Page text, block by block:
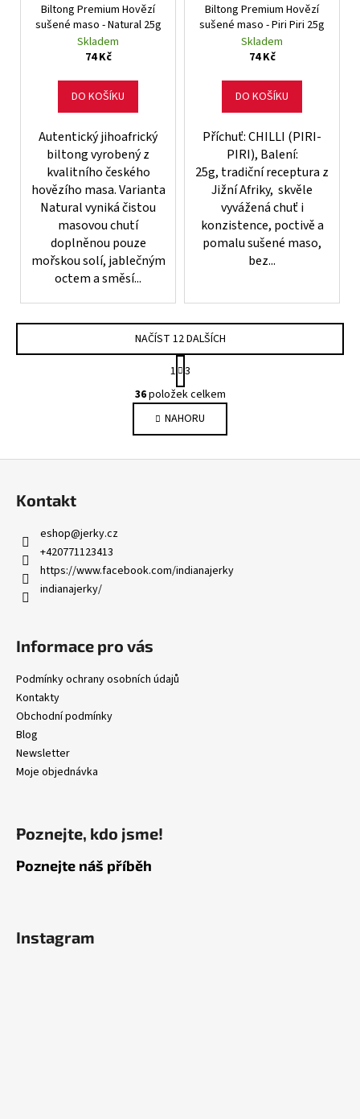
Biltong Premium Hovězí
sušené maso - Natural 25g
Skladem
74 Kč
DO KOŠÍKU
Autentický jihoafrický
biltong vyrobený z
kvalitního českého
hovězího masa. Varianta
Natural vyniká čistou
masovou chutí
doplněnou pouze
mořskou solí, jablečným
octem a směsí...
Biltong Premium Hovězí
sušené maso - Piri Piri 25g
Skladem
74 Kč
DO KOŠÍKU
Příchuť: CHILLI (PIRI-
PIRI), Balení:
25g, tradiční receptura z
Jižní Afriky, skvěle
vyvážená chuť i
konzistence, poctivě a
pomalu sušené maso,
bez...
O
v
l
á
d
v
NAČÍST 12 DALŠÍCH
S
t
r
á
n
k
1 3
36položek celkem
NAHORU
Kontakt
eshop@jerky.cz
+420771123413
https://www.facebook.com/indianajerky
indianajerky/
Informace pro vás
Podmínky ochrany osobních údajů
Kontakty
Obchodní podmínky
Blog
Newsletter
Moje objednávka
Poznejte, kdo jsme!
Poznejte náš příběh
Instagram